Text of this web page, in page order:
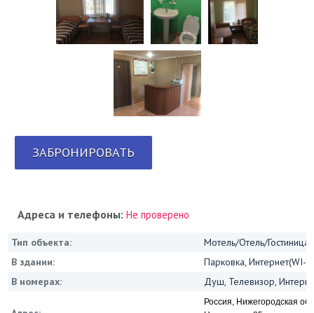
ЗАБРОНИРОВАТЬ
Адреса и телефоны:Не проверено
Тип объекта:
Мотель/Отель/
В здании:
Парковка, Интернет(WI-
В номерах:
Душ, Телевизор,
Россия, Нижегородская